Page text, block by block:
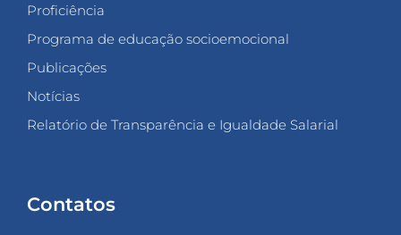
Proficiência
Programa de educação socioemocional
Publicações
Notícias
Relatório de Transparência e Igualdade Salarial
Contatos